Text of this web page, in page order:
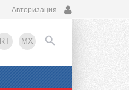
Авторизация
RT MX